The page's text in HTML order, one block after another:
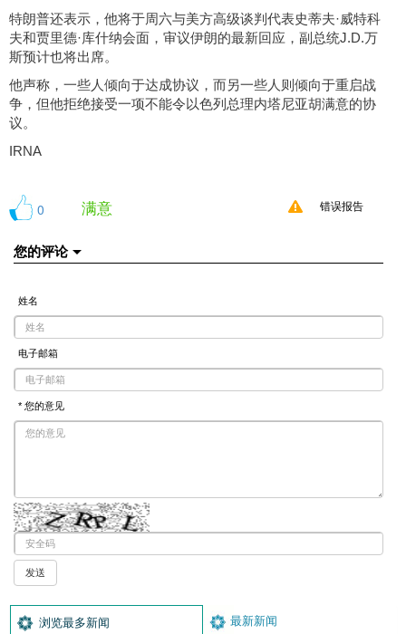
特朗普还表示，他将于周六与美方高级谈判代表史蒂夫·威特科
夫和贾里德·库什纳会面，审议伊朗的最新回应，副总统J.D.万
斯预计也将出席。
他声称，一些人倾向于达成协议，而另一些人则倾向于重启战
争，但他拒绝接受一项不能令以色列总理内塔尼亚胡满意的协
议。
IRNA
0 满意 错误报告
您的评论
姓名
电子邮箱
* 您的意见
浏览最多新闻 最新新闻